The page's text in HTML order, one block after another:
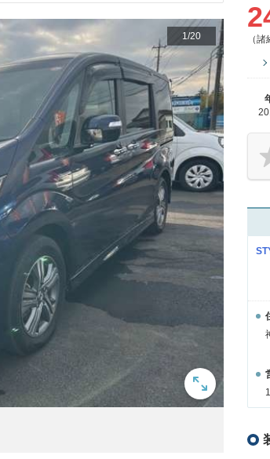
1/20
（